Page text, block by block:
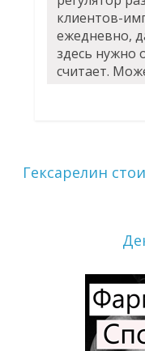
клиентов-
ежедневно,
здесь нужно
считает.
Гексарелин